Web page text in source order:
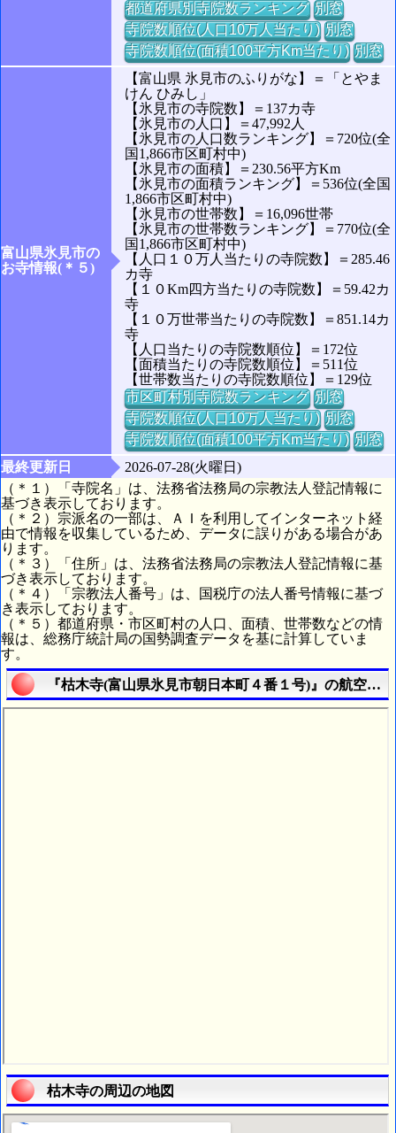
都道府県別寺院数ランキング 別窓
寺院数順位(人口10万人当たり) 別窓
寺院数順位(面積100平方Km当たり) 別窓
富山県氷見市の
お寺情報(＊５)
【富山県 氷見市のふりがな】＝「とやま
けん ひみし」
【氷見市の寺院数】＝137カ寺
【氷見市の人口】＝47,992人
【氷見市の人口数ランキング】＝720位(全
国1,866市区町村中)
【氷見市の面積】＝230.56平方Km
【氷見市の面積ランキング】＝536位(全国
1,866市区町村中)
【氷見市の世帯数】＝16,096世帯
【氷見市の世帯数ランキング】＝770位(全
国1,866市区町村中)
【人口１０万人当たりの寺院数】＝285.46
カ寺
【１０Km四方当たりの寺院数】＝59.42カ
寺
【１０万世帯当たりの寺院数】＝851.14カ
寺
【人口当たりの寺院数順位】＝172位
【面積当たりの寺院数順位】＝511位
【世帯数当たりの寺院数順位】＝129位
市区町村別寺院数ランキング 別窓
寺院数順位(人口10万人当たり) 別窓
寺院数順位(面積100平方Km当たり) 別窓
最終更新日
2026-07-28(火曜日)
（＊１）「寺院名」は、法務省法務局の宗教法人登記情報に
基づき表示しております。
（＊２）宗派名の一部は、ＡＩを利用してインターネット経
由で情報を収集しているため、データに誤りがある場合があ
ります。
（＊３）「住所」は、法務省法務局の宗教法人登記情報に基
づき表示しております。
（＊４）「宗教法人番号」は、国税庁の法人番号情報に基づ
き表示しております。
（＊５）都道府県・市区町村の人口、面積、世帯数などの情
報は、総務庁統計局の国勢調査データを基に計算していま
す。
『枯木寺(富山県氷見市朝日本町４番１号)』の航空写真
枯木寺の周辺の地図